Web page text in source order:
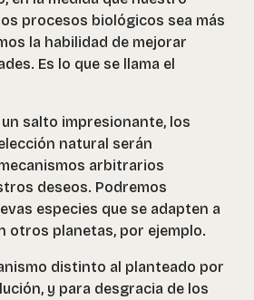
procesos biológicos sea más
la habilidad de mejorar
Es lo que se llama el
salto impresionante, los
natural serán
arbitrarios
deseos. Podremos
especies que se adapten a
otros planetas, por ejemplo.
distinto al planteado por
y para desgracia de los